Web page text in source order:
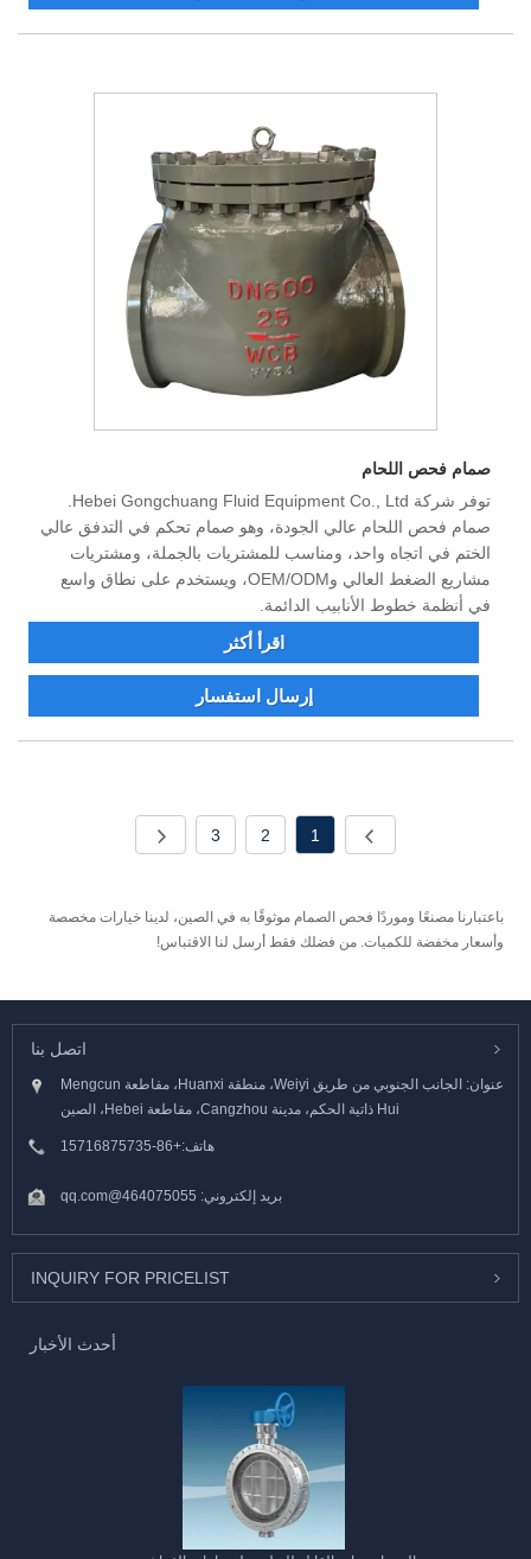
صمام فحص اللحام
صمام فحص اللحام عالي الجودة، وهو صمام تحكم في التدفق عالي
الختم في اتجاه واحد، ومناسب للمشتريات بالجملة، ومشتريات
مشاريع الضغط العالي وOEM/ODM، ويستخدم على نطاق واسع
في أنظمة خطوط الأنابيب الدائمة.
اقرأ أكثر
إرسال استفسار
1
2
3
باعتبارنا مصنعًا وموردًا فحص الصمام موثوقًا به في الصين، لدينا خيارات مخصصة
وأسعار مخفضة للكميات. من فضلك فقط أرسل لنا الاقتباس!
اتصل بنا
عنوان: الجانب الجنوبي من طريق Weiyi، منطقة Huanxi، مقاطعة Mengcun
Hui ذاتية الحكم، مدينة Cangzhou، مقاطعة Hebei، الصين
هاتف:+86-15716875735
بريد إلكتروني: 464075055@qq.com
INQUIRY FOR PRICELIST
أحدث الأخبار